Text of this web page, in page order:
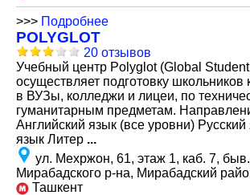
>>> Подробнее
POLYGLOT
20 отзывов
Учебный центр Polyglot (Global
осуществляет подготовку школьников
в ВУЗы, колледжи и лицеи, по
гуманитарным предметам.
Английский язык (все уровни) Русский
язык Литер ...
ул. Мехржон, 61, этаж 1, каб. 7,
Мирабадского р-на, Мирабадский
Ташкент